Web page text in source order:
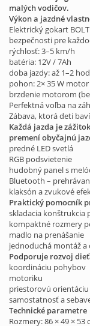
malých vodičov.
Výkon a jazdné
Elektrický gokart
bezpečnosti pre
rýchlosť: 3–5 km/h
batéria: 12V / 7Ah
doba jazdy: až 1–2
pohon: 2× 35 W motor
brzdenie motorom
Perfektná voľba na
Zábava, ktorá deti baví
Každá jazda je
premení obyčajnú
predné LED svetlá
RGB podsvietenie
hudobný panel s
Bluetooth –
klaksón a zvukové
Praktický pomocník
skladacia konštrukcia
kompaktné rozmery
madlo na prenášanie
jednoduchá montáž a
Podporuje rozvoj
koordináciu pohybov
motoriku
priestorovú orientáciu
samostatnosť a
Technické parametre
Rozmery: 86 × 49 × 53